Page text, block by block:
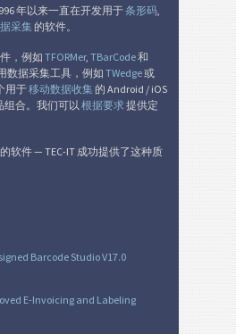
年以来一直在开发用于条形码
采集的软件。
，例如 TFORMer, TBarCode和
数据采集工具，例如 TWedge或
用于移动数据收集的 Android / iOS
组合。我们可以 根据要求 提供定
软件 — TEC-IT 成功提供了这种质
Barcode Studio V17.0
E-Invoicing and Labeling